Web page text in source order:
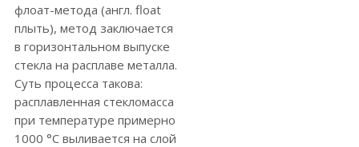
флоат-метода (англ. float
плыть), метод заключается
в горизонтальном выпуске
стекла на расплаве металла.
Суть процесса такова:
расплавленная стекломасса
при температуре примерно
1000 °C выливается на слой